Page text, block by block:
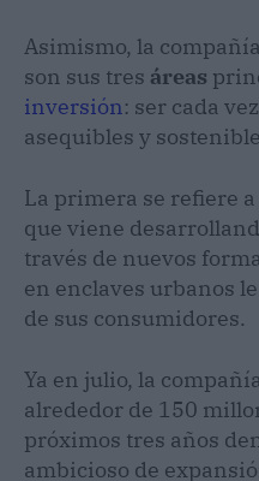
Asimismo, la
son sus tres áreas
inversión: ser cada
asequibles y
La primera se refiere a
que viene
través de nuevos
en enclaves urbanos
de sus consumidores.
Ya en julio, la
alrededor de 150
próximos tres años
ambicioso de